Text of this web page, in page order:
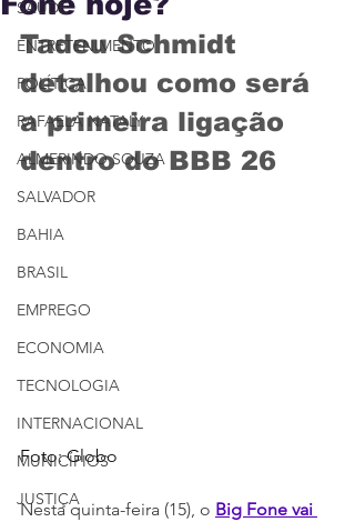
SAÚDE
ENTRETENIMENTO
POLÍTICA
RAFAELA NATALY
ALMERINDO SOUZA
SALVADOR
BAHIA
BRASIL
EMPREGO
ECONOMIA
TECNOLOGIA
INTERNACIONAL
MUNICÍPIOS
JUSTIÇA
Tadeu Schmidt
detalhou como será
a primeira ligação
dentro do BBB 26
Foto: Globo
Nesta quinta-feira (15), o Big Fone vai